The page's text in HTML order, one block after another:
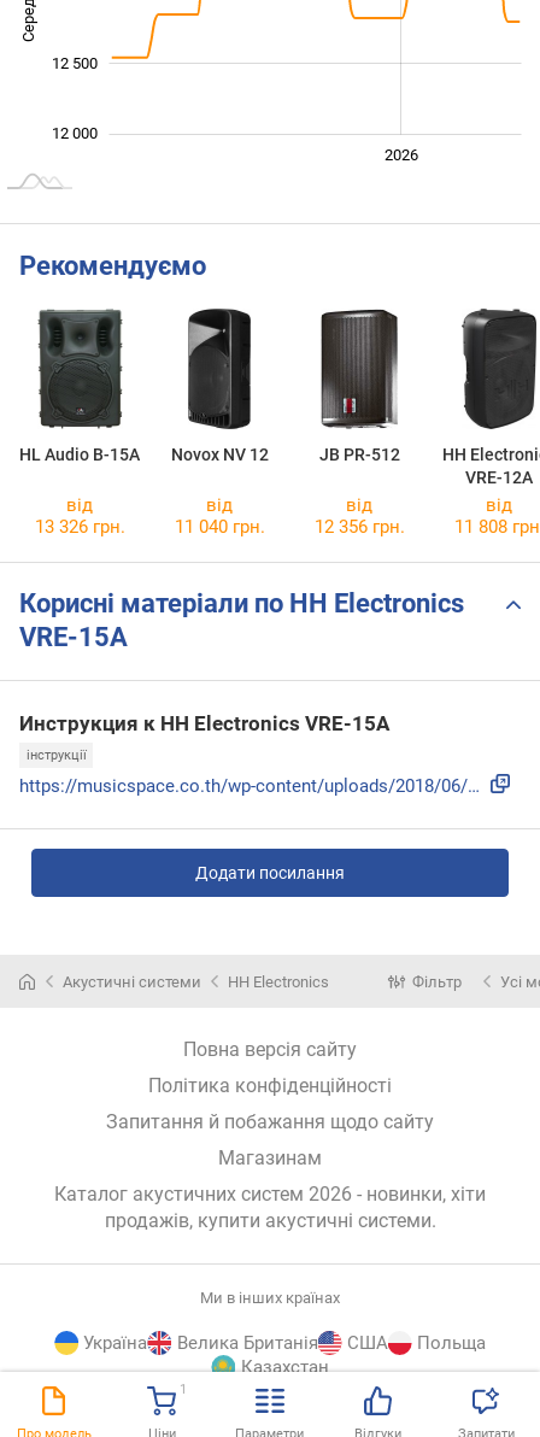
1
12 000
12 500
2026
Рекомендуємо
HL Audio B-15A Novox NV 12 JB PR-512
HH
VRE-12A
від
13 326 грн.
від
11 040 грн.
від
12 356 грн.
від
11 808
Корисні матеріали по HH Electronics
VRE-15A
Инструкция к HH Electronics VRE-15A
інструкції
https://musicspace.co.th/wp-content/uploads/2018/06/manual_...
Додати посилання
Акустичні системи HH Electronics Фільтр Усі
Повна версія сайту
Політика конфіденційності
Запитання й побажання щодо сайту
Магазинам
Каталог акустичних систем 2026 - новинки, хіти
продажів, купити акустичні системи.
Ми в інших країнах
Україна Велика Британія США
Польща
Казахстан
© E-Katalog, 2026